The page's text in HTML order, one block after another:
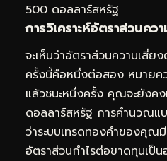
500 ดอลลาร์สหรัฐ
การวิเคราะห์อัตราส่วนค
จะเห็นว่าอัตราส่วนความเสี่ย
ครั้งนี้คือหนึ่งต่อสอง หมาย
แล้วชนะหนึ่งครั้ง คุณจะยังค
ดอลลาร์สหรัฐ การคำนวณแ
ว่าระบบเทรดทองคำของคุณมี
อัตราส่วนกำไรต่อขาดทุนเป็